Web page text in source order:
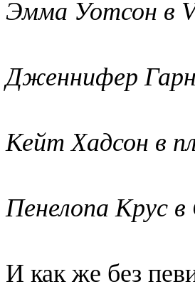
Эмма Уотсон в
Дженнифер
Кейт Хадсон в
Пенелопа Крус
И как же без